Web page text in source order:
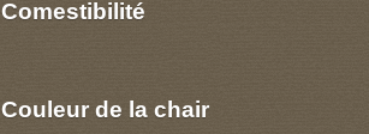
Comestibilité
Couleur de la chair